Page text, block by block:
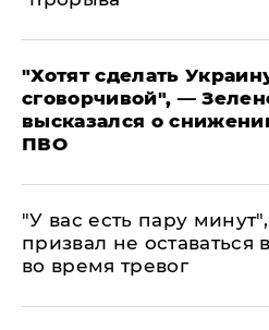
​"Хотят сделать
сговорчивой", —
высказался о
ПВО
​"У вас есть пару
призвал не оставаться
во время тревог